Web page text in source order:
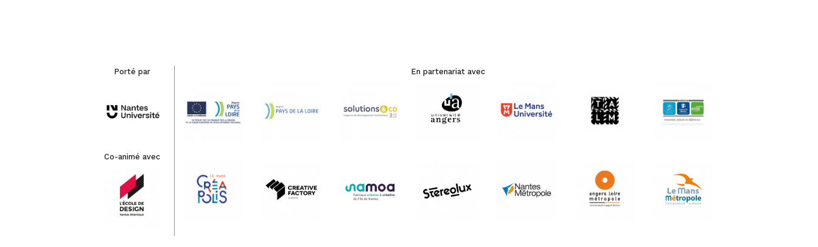
Porté par
Co-animé avec
En partenariat avec